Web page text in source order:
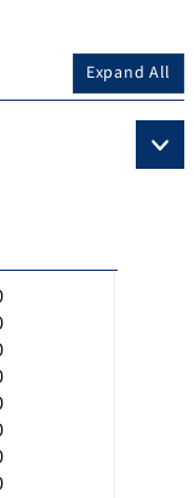
Expand All